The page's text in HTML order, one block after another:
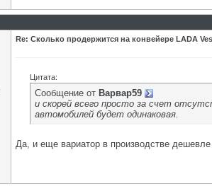
Re: Сколько продержится на конвейере LADA
Цитата:
Сообщение от Варвар59
и скорей всего просто за счет
автомобилей будет одинаковая.
Да, и еще вариатор в производстве дешевле